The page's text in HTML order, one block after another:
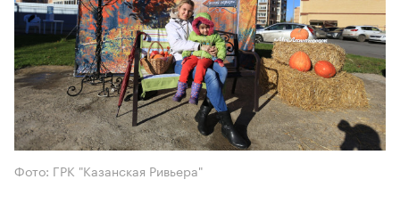
Фото: ГРК "Казанская Ривьера"